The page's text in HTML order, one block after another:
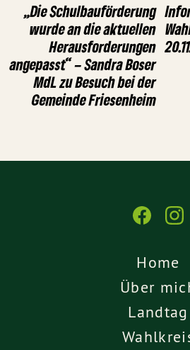
„Die Schulbauförderung
wurde an die aktuellen
Herausforderungen
angepasst“ – Sandra Boser
MdL zu Besuch bei der
Gemeinde Friesenheim
Home
Über
Landtag